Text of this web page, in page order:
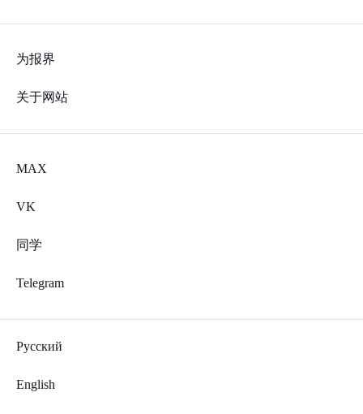
为报界
关于网站
MAX
VK
同学
Telegram
Русский
English